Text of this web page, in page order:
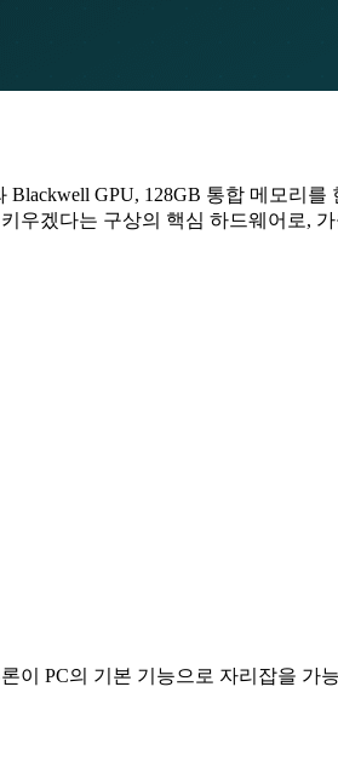
GPU, 128GB 통합 메모리
우겠다는 구상의 핵심 하드웨어로,
이 PC의 기본 기능으로 자리잡을 가